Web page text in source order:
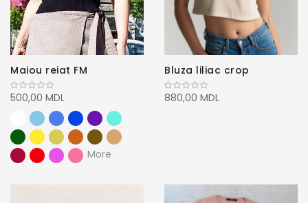
Maiou reiat FM
500,00 MDL
More
Bluza liliac crop
880,00 MDL